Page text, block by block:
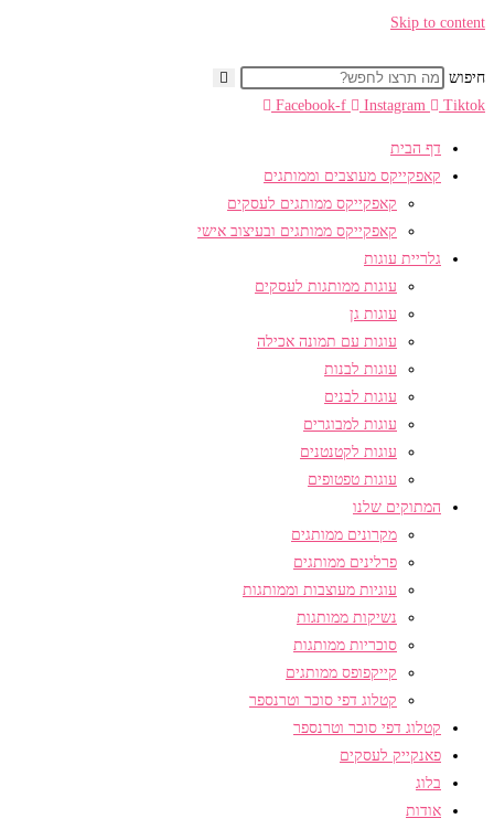
Skip to content
חיפוש
Facebook-f
Instagram Tiktok
דף הבית
קאפקייקס מעוצבים וממותגים
קאפקייקס ממותגים לעסקים
קאפקייקס ממותגים ובעיצוב אישי
גלריית עוגות
עוגות ממותגות לעסקים
עוגות גן
עוגות עם תמונה אכילה
עוגות לבנות
עוגות לבנים
עוגות למבוגרים
עוגות לקטנטנים
עוגות טפטופים
המתוקים שלנו
מקרונים ממותגים
פרלינים ממותגים
עוגיות מעוצבות וממותגות
נשיקות ממותגות
סוכריות ממותגות
קייקפופס ממותגים
קטלוג דפי סוכר וטרנספר
קטלוג דפי סוכר וטרנספר
פאנקייק לעסקים
בלוג
אודות